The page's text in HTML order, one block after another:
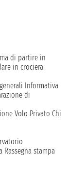
di partire in
in crociera
Informativa
di
Volo Privato Chi
Rassegna stampa